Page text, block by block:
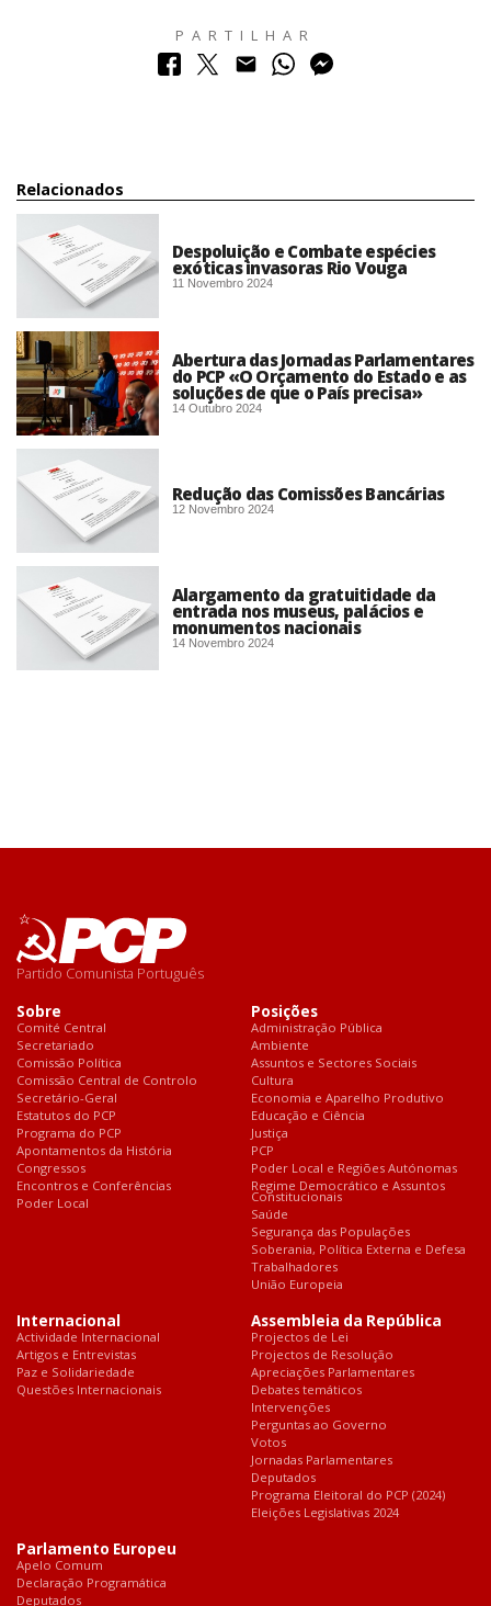
PARTILHAR
Relacionados
Despoluição e Combate espécies
exóticas invasoras Rio Vouga
11 Novembro 2024
Abertura das Jornadas Parlamentares
do PCP «O Orçamento do Estado e as
soluções de que o País precisa»
14 Outubro 2024
Redução das Comissões Bancárias
12 Novembro 2024
Alargamento da gratuitidade da
entrada nos museus, palácios e
monumentos nacionais
14 Novembro 2024
Partido Comunista Português
Sobre
Comité Central
Secretariado
Comissão Política
Comissão Central de Controlo
Secretário-Geral
Estatutos do PCP
Programa do PCP
Apontamentos da História
Congressos
Encontros e Conferências
Poder Local
Posições
Administração Pública
Ambiente
Assuntos e Sectores Sociais
Cultura
Economia e Aparelho Produtivo
Educação e Ciência
Justiça
PCP
Poder Local e Regiões Autónomas
Regime Democrático e Assuntos
Constitucionais
Saúde
Segurança das Populações
Soberania, Política Externa e Defesa
Trabalhadores
União Europeia
Internacional
Actividade Internacional
Artigos e Entrevistas
Paz e Solidariedade
Questões Internacionais
Assembleia da República
Projectos de Lei
Projectos de Resolução
Apreciações Parlamentares
Debates temáticos
Intervenções
Perguntas ao Governo
Votos
Jornadas Parlamentares
Deputados
Programa Eleitoral do PCP (2024)
Eleições Legislativas 2024
Parlamento Europeu
Apelo Comum
Declaração Programática
Deputados